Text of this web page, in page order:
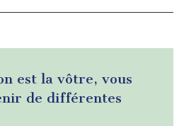
est la vôtre, vous
de différentes